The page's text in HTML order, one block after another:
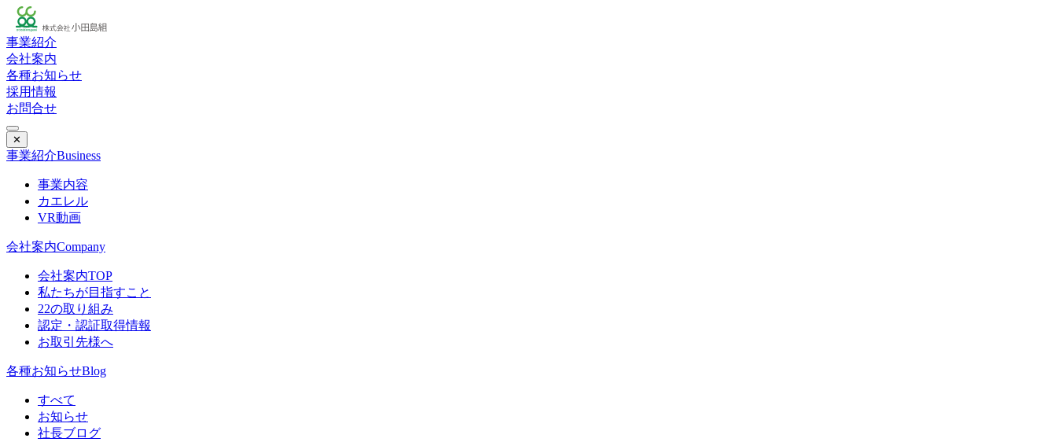
事業紹介
会社案内
各種お知らせ
採用情報
お問合せ
✕
事業紹介Business
事業内容
カエレル
VR動画
会社案内Company
会社案内TOP
私たちが目指すこと
22の取り組み
認定・認証取得情報
お取引先様へ
各種お知らせBlog
すべて
お知らせ
社長ブログ